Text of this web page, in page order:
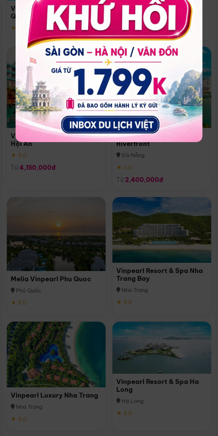
Vinpearl Resort & Spa Phu
Quoc
★ 5.0
Quoc
Phú Quốc
★ 5.0
Vinpearl Resort & Golf Nam
Hội An
★ 5.0
Từ 4,150,000đ
Melia Vinpearl Danang
Riverfront
Đà Nẵng
★ 5.0
Từ 2,400,000đ
Melia Vinpearl Phu Quoc
Phú Quốc
★ 5.0
Vinpearl Resort & Spa Nha
Trang Bay
Nha Trang
★ 5.0
Vinpearl Luxury Nha Trang
Nha Trang
★ 5.0
Vinpearl Resort & Spa Ha
Long
Hạ Long
★ 5.0